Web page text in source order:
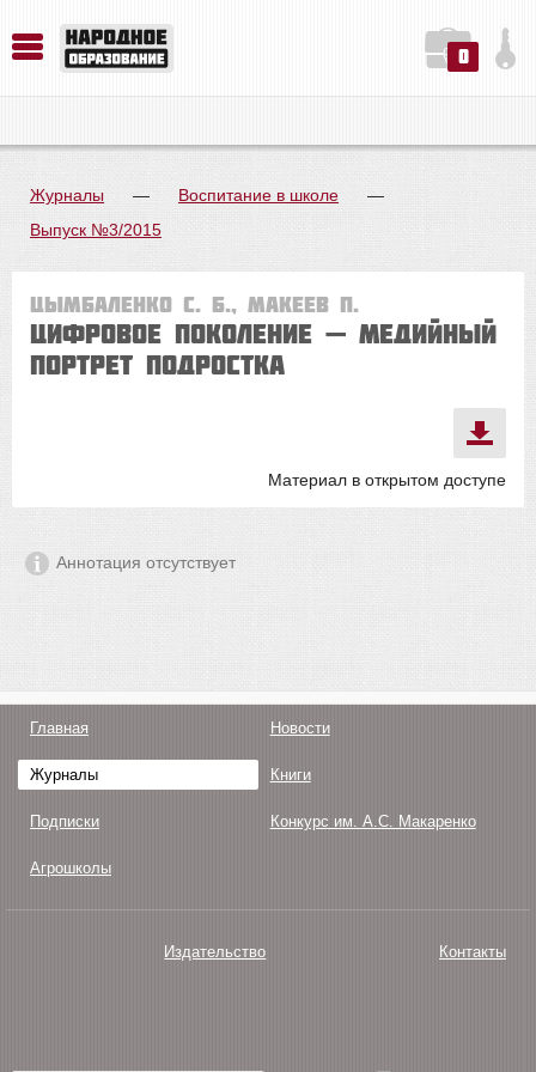
0
Журналы — Воспитание в школе
—
Выпуск №3/2015
Цымбаленко С. Б., Макеев П.
Цифровое поколение — медийный
портрет подростка
Материал в открытом доступе
Аннотация отсутствует
Главная Новости
Журналы Книги
Подписки Конкурс им. А.С. Макаренко
Агрошколы
Издательство Контакты